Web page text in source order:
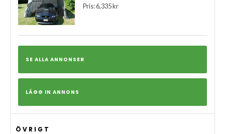
Pris: 6,335 kr
SE ALLA ANNONSER
LÄGG IN ANNONS
ÖVRIGT